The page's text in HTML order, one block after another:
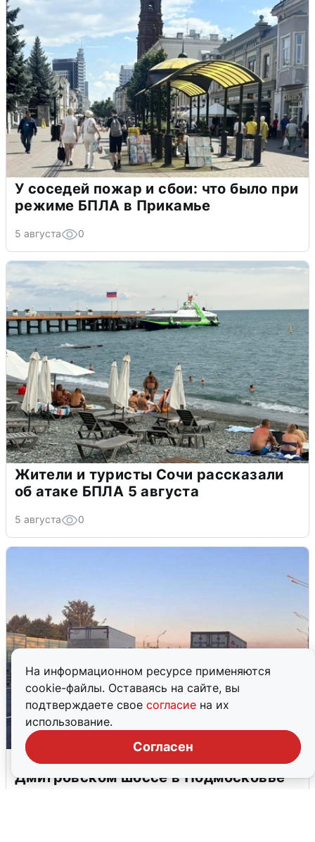
На информационном ресурсе применяются
cookie-файлы. Оставаясь на сайте, вы
подтверждаете свое согласие на их
использование.
Согласен
У соседей пожар и сбои: что было при
режиме БПЛА в Прикамье
5 августа 0
Жители и туристы Сочи рассказали
об атаке БПЛА 5 августа
5 августа 0
Пять машин столкнулись на
Дмитровском шоссе в Подмосковье